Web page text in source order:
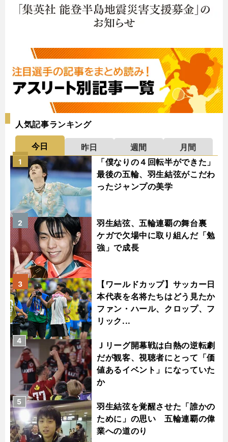
人気記事ランキング
今日 昨日 週間
月間
「僕なりの４回転半ができた」
最後の五輪、羽生結弦がこだわ
ったジャンプの美学
1
羽生結弦、五輪連覇の舞台裏
ケガで欠場中に取り組んだ「勉
強」で成長
2
【ワールドカップ】サッカー日
本代表を名将たちはどう見たか
ファン・ハール、クロップ、フ
リック...
3
Ｊリーグ開幕戦は白熱の逆転劇
だが観客、視聴者にとって「価
値あるイベント」になっていた
か
4
羽生結弦を覚醒させた「誰かの
ために」の思い 五輪連覇の偉
業への道のり
5